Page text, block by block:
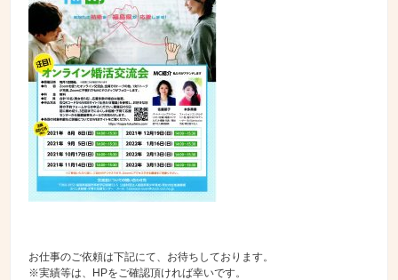
お仕事のご依頼は下記にて、お待ちしております。
※実績等は、HPをご確認頂ければ幸いです。